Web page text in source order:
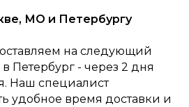
Каталог Корзина
0
МО и Петербургу
на следующий
в Петербург - через 2 дня
Наш специалист
удобное время доставки и